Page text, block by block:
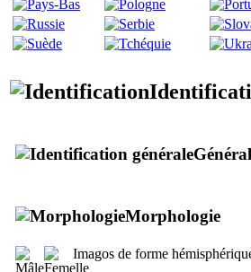
Morphologie
Imagos de forme